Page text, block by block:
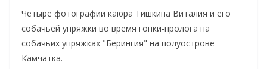
Четыре фотографии каюра Тишкина Виталия и его
собачьей упряжки во время гонки-пролога на
собачьих упряжках "Берингия" на полуострове
Камчатка.